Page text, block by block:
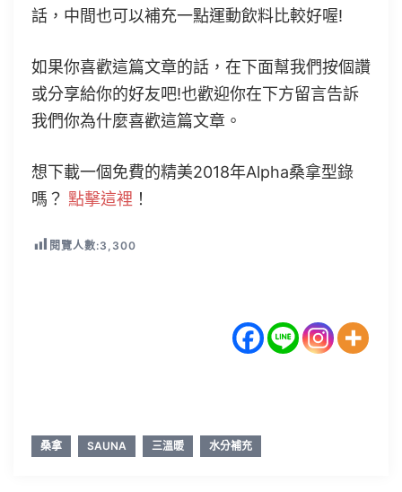
話，中間也可以補充一點運動飲料比較好喔!
如果你喜歡這篇文章的話，在下面幫我們按個讚
或分享給你的好友吧!也歡迎你在下方留言告訴
我們你為什麼喜歡這篇文章。
想下載一個免費的精美2018年Alpha桑拿型錄
嗎？ 點擊這裡 ！
閱覽人數:3,300
桑拿 SAUNA 三溫暖 水分補充